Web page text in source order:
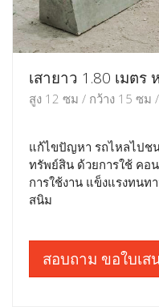
เสายาว 1.80 เมตร
สูง 12 ซม / กว้าง 15 ซม
แก้ไขปัญหา รถไหลไปช
ทรัพย์สิน ด้วยการใช้ คอ
การใช้งาน แข็งแรงทนท
สนิม
สอบถาม ขอใบเส